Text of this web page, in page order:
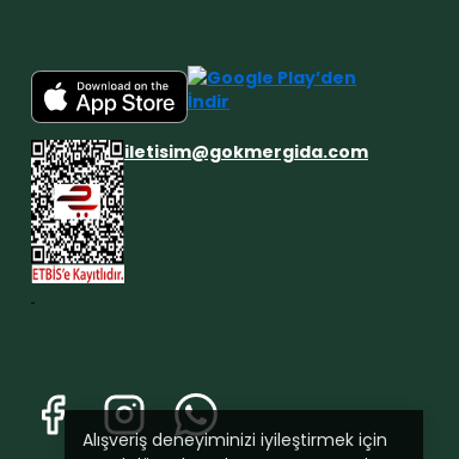
Alışveriş deneyiminizi iyileştirmek için
iletisim@gokmergida.com